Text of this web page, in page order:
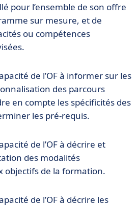
pour l’ensemble de son offre
sur mesure, et de
ou compétences
de l’OF à informer sur les
des parcours
en compte les spécificités des
les pré-requis.
de l’OF à décrire et
des modalités
objectifs de la formation.
de l’OF à décrire les